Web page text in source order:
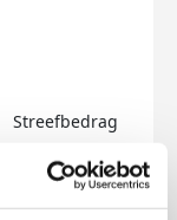
Streefbedrag